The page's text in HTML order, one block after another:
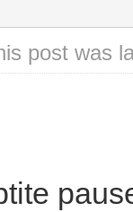
post was